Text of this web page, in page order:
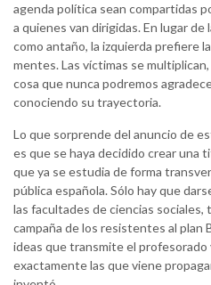
agenda política sean compartidas
a quienes van dirigidas. En lugar
como antaño, la izquierda prefiere
mentes. Las víctimas se
cosa que nunca podremos
conociendo su trayectoria.
Lo que sorprende del anuncio de
es que se haya decidido crear una
que ya se estudia de forma
pública española. Sólo hay que
las facultades de ciencias sociales,
campaña de los resistentes al plan
ideas que transmite el
exactamente las que viene